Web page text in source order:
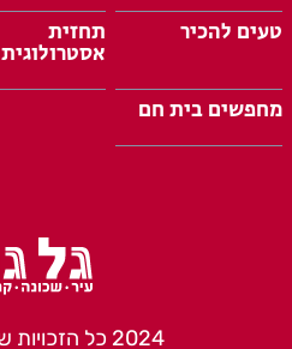
טעים להכיר
תחזית
אסטרולוגית
מחפשים בית חם
2024 כל הזכויות שמורות לגל גפן